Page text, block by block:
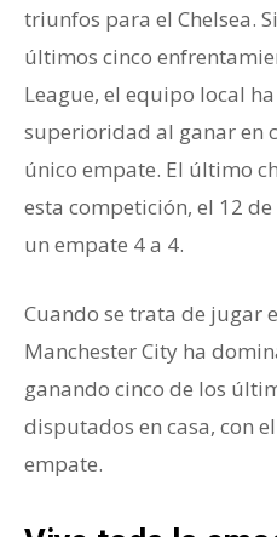
triunfos para el Chelsea.
últimos cinco
League, el equipo local
superioridad al ganar en
único empate. El último
esta competición, el 12
un empate 4 a 4.
Cuando se trata de jugar
Manchester City ha
ganando cinco de los
disputados en casa, con
empate.